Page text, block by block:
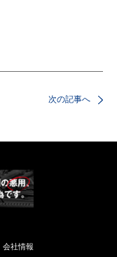
次の記事へ
会社情報